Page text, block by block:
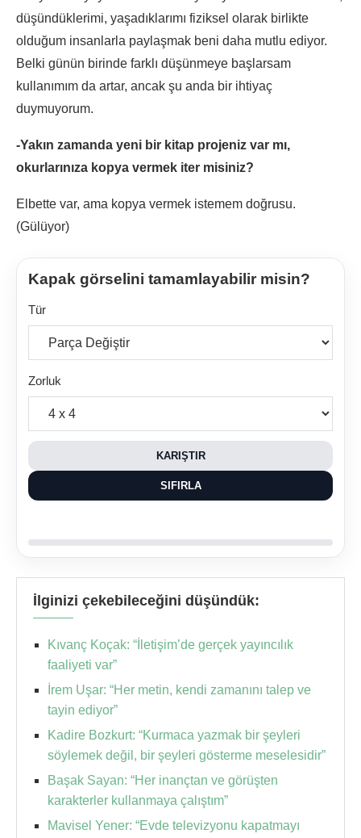
düşündüklerimi, yaşadıklarımı fiziksel olarak birlikte
olduğum insanlarla paylaşmak beni daha mutlu ediyor.
Belki günün birinde farklı düşünmeye başlarsam
kullanımım da artar, ancak şu anda bir ihtiyaç
duymuyorum.
-Yakın zamanda yeni bir kitap projeniz var mı,
okurlarınıza kopya vermek iter misiniz?
Elbette var, ama kopya vermek istemem doğrusu.
(Gülüyor)
Kapak görselini tamamlayabilir misin?
Tür
Zorluk
KARIŞTIR
SIFIRLA
İlginizi çekebileceğini düşündük:
Kıvanç Koçak: “İletişim’de gerçek yayıncılık
faaliyeti var”
İrem Uşar: “Her metin, kendi zamanını talep ve
tayin ediyor”
Kadire Bozkurt: “Kurmaca yazmak bir şeyleri
söylemek değil, bir şeyleri gösterme meselesidir”
Başak Sayan: “Her inançtan ve görüşten
karakterler kullanmaya çalıştım”
Mavisel Yener: “Evde televizyonu kapatmayı